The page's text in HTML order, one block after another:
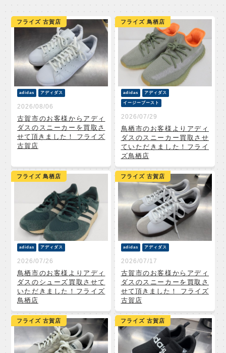
フライズ 古賀店
adidas アディダス
2026/08/06
古賀市のお客様からアディ
ダスのスニーカーを買取さ
せて頂きました！ フライズ
古賀店
フライズ 鳥栖店
adidas アディダス
イージーブースト
2026/07/29
鳥栖市のお客様よりアディ
ダスのスニーカー買取させ
ていただきました！フライ
ズ鳥栖店
フライズ 鳥栖店
adidas アディダス
2026/07/26
鳥栖市のお客様よりアディ
ダスのシューズ買取させて
いただきました！フライズ
鳥栖店
フライズ 古賀店
adidas アディダス
2026/07/17
古賀市のお客様からアディ
ダスのスニーカーを買取さ
せて頂きました！ フライズ
古賀店
フライズ 古賀店 フライズ 古賀店